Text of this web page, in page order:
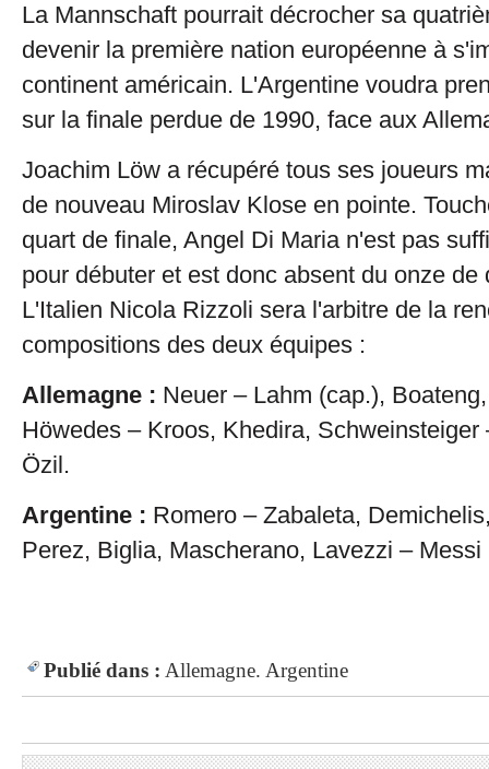
La Mannschaft pourrait décrocher sa
devenir la première nation européenne à
continent américain. L'Argentine voudra
sur la finale perdue de 1990, face aux
Joachim Löw a récupéré tous ses joueurs
de nouveau Miroslav Klose en pointe.
quart de finale, Angel Di Maria n'est pas
pour débuter et est donc absent du onze de
L'Italien Nicola Rizzoli sera l'arbitre de la
compositions des deux équipes :
Allemagne : Neuer – Lahm (cap.),
Höwedes – Kroos, Khedira, Schweinsteiger
Özil.
Argentine : Romero – Zabaleta,
Perez, Biglia, Mascherano, Lavezzi –
Publié dans : Allemagne. Argentine